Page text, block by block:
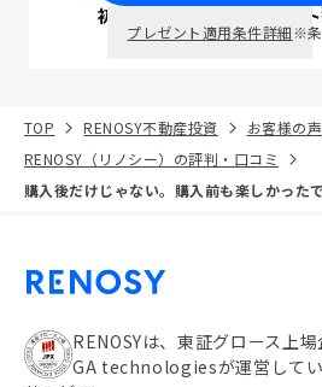
初回面談で ポイント
プレゼント適用条件詳細※条
TOP RENOSY不動産投資
お客様の声
RENOSY（リノシー）の評判・口コミ
購入後だけじゃない。購入前も楽しかったで
RENOSYは、東証グロース上
GA technologiesが運営してい